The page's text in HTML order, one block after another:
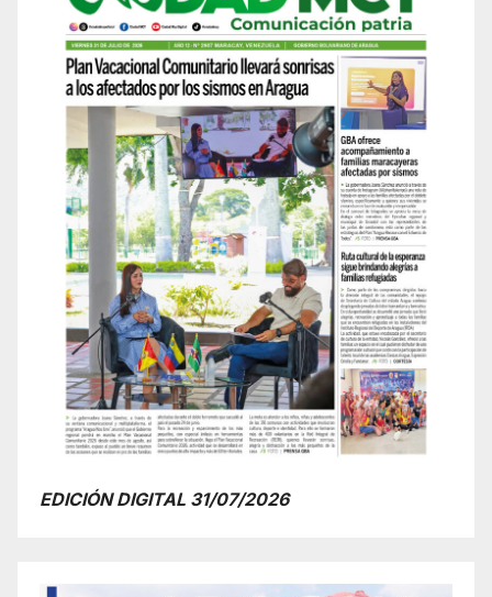
EDICIÓN DIGITAL 31/07/2026